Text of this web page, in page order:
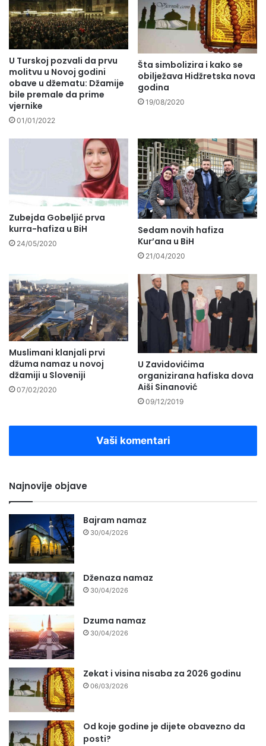
U Turskoj pozvali da prvu
molitvu u Novoj godini
obave u džematu: Džamije
bile premale da prime
vjernike
01/01/2022
Šta simbolizira i kako se
obilježava Hidžretska nova
godina
19/08/2020
Zubejda Gobeljić prva
kurra-hafiza u BiH
24/05/2020
Sedam novih hafiza
Kur’ana u BiH
21/04/2020
Muslimani klanjali prvi
džuma namaz u novoj
džamiji u Sloveniji
07/02/2020
U Zavidovićima
organizirana hafiska dova
Aiši Sinanović
09/12/2019
Vaši komentari
Najnovije objave
Bajram namaz
30/04/2026
Dženaza namaz
30/04/2026
Dzuma namaz
30/04/2026
Zekat i visina nisaba za 2026 godinu
06/03/2026
Od koje godine je dijete obavezno da
posti?